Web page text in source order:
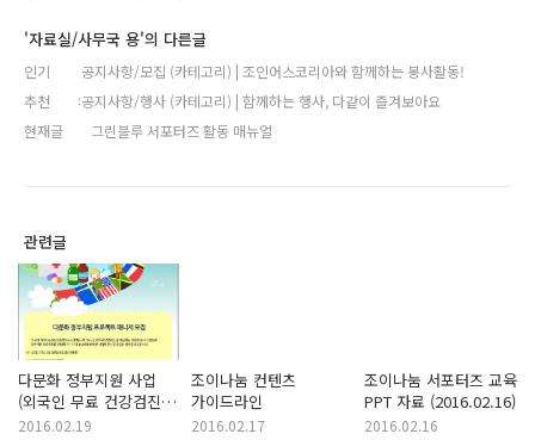
'자료실/사무국 용'의 다른글
인기
공지사항/모집 (카테고리) | 조인어스코리아와 함께하는 봉사활동!
추천
공지사항/행사 (카테고리) | 함께하는 행사, 다같이 즐겨보아요
현재글
그린블루 서포터즈 활동 매뉴얼
관련글
다문화 정부지원 사업
(외국인 무료 건강검진)
프로젝트 매니저(PM)
2016.02.19
조이나눔 컨텐츠
가이드라인
2016.02.17
조이나눔 서포터즈 교육
PPT 자료 (2016.02.16)
2016.02.16